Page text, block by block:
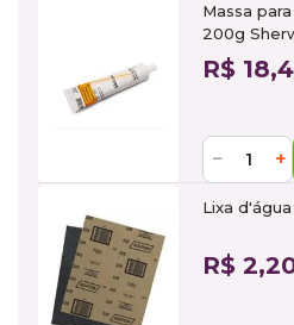
Massa
200g
R$
− +
Lixa
R$